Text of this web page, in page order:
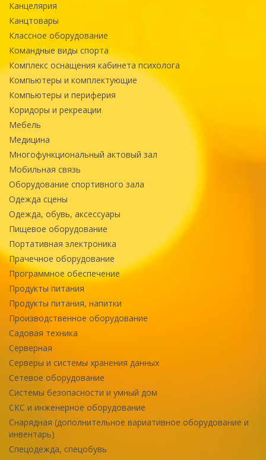
Канцелярия
Канцтовары
Классное оборудование
Командные виды спорта
Комплекс оснащения кабинета психолога
Компьютеры и комплектующие
Компьютеры и периферия
Коридоры и рекреации
Мебель
Медицина
Многофункциональный актовый зал
Мобильная связь
Оборудование спортивного зала
Одежда сцены
Одежда, обувь, аксессуары
Пищевое оборудование
Портативная электроника
Прачечное оборудование
Программное обеспечение
Продукты питания
Продукты питания, напитки
Производственное оборудование
Садовая техника
Серверная
Серверы и системы хранения данных
Сетевое оборудование
Системы безопасности и умный дом
СКС и инженерное оборудование
Снарядная (дополнительное вариативное оборудование и
инвентарь)
Спецодежда, спецобувь